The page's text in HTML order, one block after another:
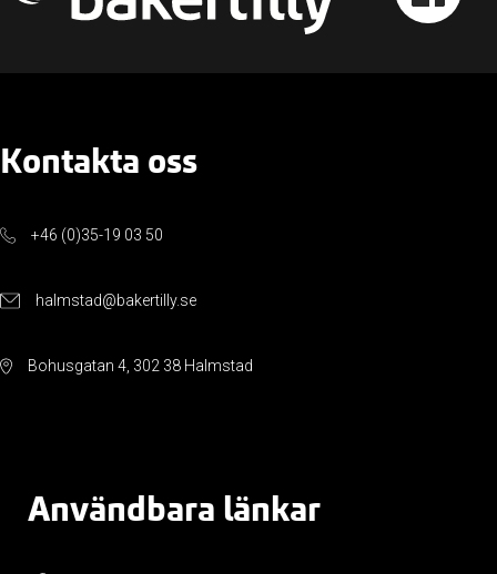
Kontakta oss
+46 (0)35-19 03 50
halmstad@bakertilly.se
Bohusgatan 4, 302 38 Halmstad
Användbara länkar